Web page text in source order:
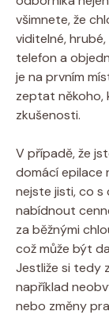
všimnete, že
viditelné,
telefon a
je na prvním
zeptat někoho,
zkušenosti.
V případě, že
domácí epilace
nejste jisti, co s
nabídnout
za běžnými
což může být
Jestliže si tedy
například
nebo změny